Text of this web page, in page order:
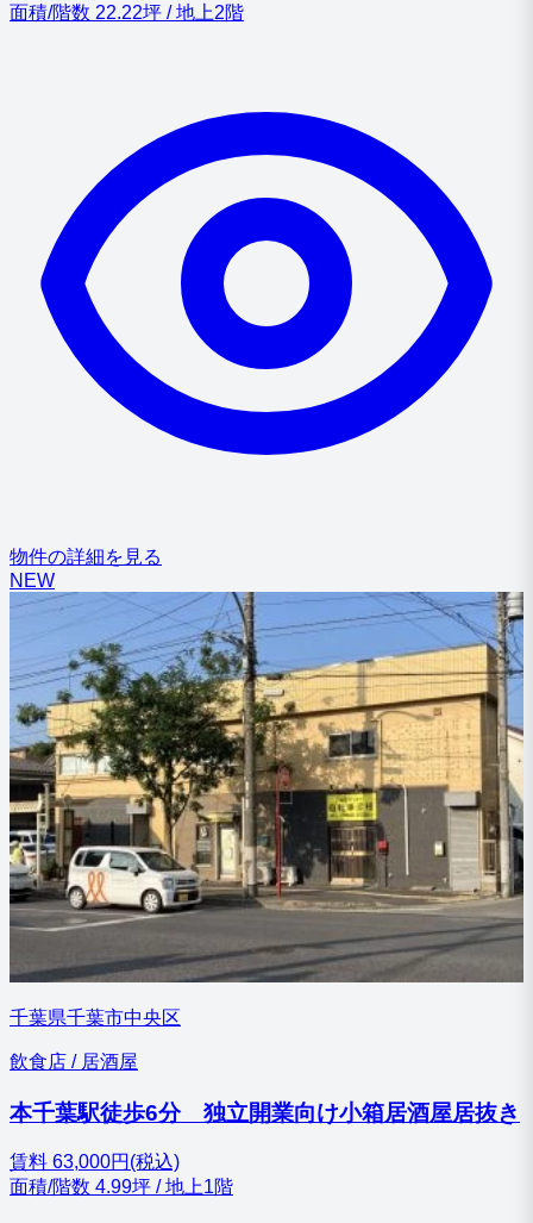
面積/階数 22.22坪 / 地上2階
物件の詳細を見る
NEW
千葉県千葉市中央区
飲食店 / 居酒屋
本千葉駅徒歩6分 独立開業向け小箱居酒屋居抜き
賃料 63,000円(税込)
面積/階数 4.99坪 / 地上1階